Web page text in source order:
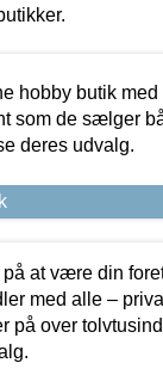
hobby butik
som de sælger
deres udvalg.
at være din
med alle –
på over